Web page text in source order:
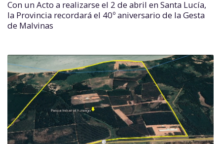
Con un Acto a realizarse el 2 de abril en Santa Lucía,
la Provincia recordará el 40º aniversario de la Gesta
de Malvinas